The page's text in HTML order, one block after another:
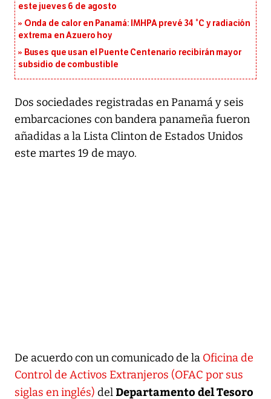
este jueves 6 de agosto
Onda de calor en Panamá: IMHPA prevé 34 °C y radiación
extrema en Azuero hoy
Buses que usan el Puente Centenario recibirán mayor
subsidio de combustible
Dos sociedades registradas en Panamá y seis
embarcaciones con bandera panameña fueron
añadidas a la Lista Clinton de Estados Unidos
este martes 19 de mayo.
De acuerdo con un comunicado de la Oficina de
Control de Activos Extranjeros (OFAC por sus
siglas en inglés) del Departamento del Tesoro